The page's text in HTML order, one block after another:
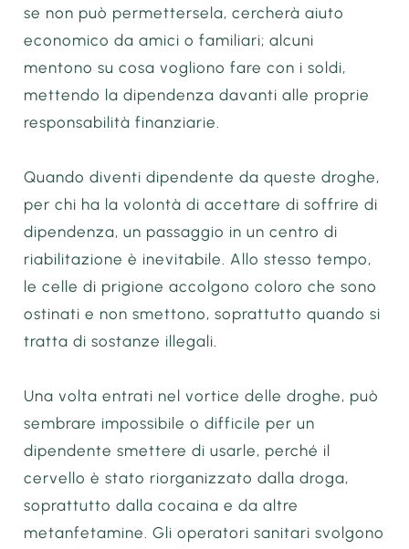
se non può permettersela, cercherà aiuto
economico da amici o familiari; alcuni
mentono su cosa vogliono fare con i soldi,
mettendo la dipendenza davanti alle proprie
responsabilità finanziarie.
Quando diventi dipendente da queste droghe,
per chi ha la volontà di accettare di soffrire di
dipendenza, un passaggio in un centro di
riabilitazione è inevitabile. Allo stesso tempo,
le celle di prigione accolgono coloro che sono
ostinati e non smettono, soprattutto quando si
tratta di sostanze illegali.
Una volta entrati nel vortice delle droghe, può
sembrare impossibile o difficile per un
dipendente smettere di usarle, perché il
cervello è stato riorganizzato dalla droga,
soprattutto dalla cocaina e da altre
metanfetamine. Gli operatori sanitari svolgono